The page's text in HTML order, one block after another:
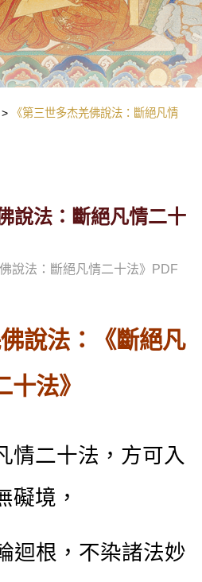
《第三世多杰羌佛說法：斷絕凡情
說法：斷絕凡情二十
說法：斷絕凡情二十法》PDF
說法：《斷絕凡
十法》
情二十法，方可入
礙境，
迴根，不染諸法妙